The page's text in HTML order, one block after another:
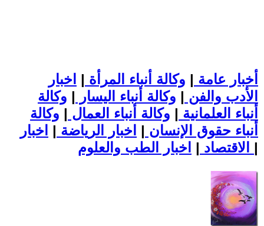
أخبار عامة | وكالة أنباء المرأة | اخبار
الأدب والفن | وكالة أنباء اليسار | وكالة
أنباء العلمانية | وكالة أنباء العمال | وكالة
أنباء حقوق الإنسان | اخبار الرياضة | اخبار
الاقتصاد | |